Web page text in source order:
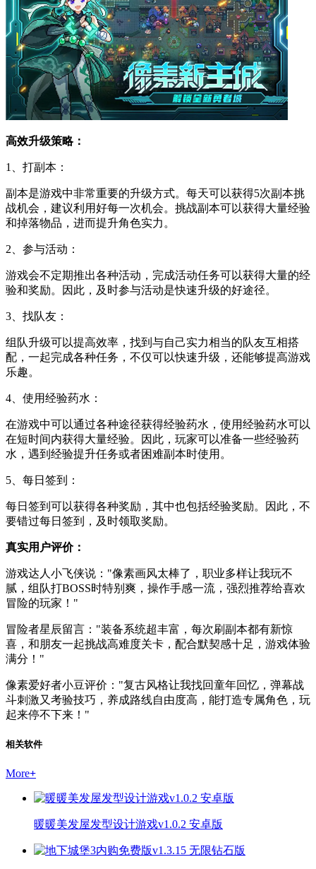
高效升级策略：
1、打副本：
副本是游戏中非常重要的升级方式。每天可以获得5次副本挑
战机会，建议利用好每一次机会。挑战副本可以获得大量经验
和掉落物品，进而提升角色实力。
2、参与活动：
游戏会不定期推出各种活动，完成活动任务可以获得大量的经
验和奖励。因此，及时参与活动是快速升级的好途径。
3、找队友：
组队升级可以提高效率，找到与自己实力相当的队友互相搭
配，一起完成各种任务，不仅可以快速升级，还能够提高游戏
乐趣。
4、使用经验药水：
在游戏中可以通过各种途径获得经验药水，使用经验药水可以
在短时间内获得大量经验。因此，玩家可以准备一些经验药
水，遇到经验提升任务或者困难副本时使用。
5、每日签到：
每日签到可以获得各种奖励，其中也包括经验奖励。因此，不
要错过每日签到，及时领取奖励。
真实用户评价：
游戏达人小飞侠说："像素画风太棒了，职业多样让我玩不
腻，组队打BOSS时特别爽，操作手感一流，强烈推荐给喜欢
冒险的玩家！"
冒险者星辰留言："装备系统超丰富，每次刷副本都有新惊
喜，和朋友一起挑战高难度关卡，配合默契感十足，游戏体验
满分！"
像素爱好者小豆评价："复古风格让我找回童年回忆，弹幕战
斗刺激又考验技巧，养成路线自由度高，能打造专属角色，玩
起来停不下来！"
相关软件
More+
暖暖美发屋发型设计游戏v1.0.2 安卓版